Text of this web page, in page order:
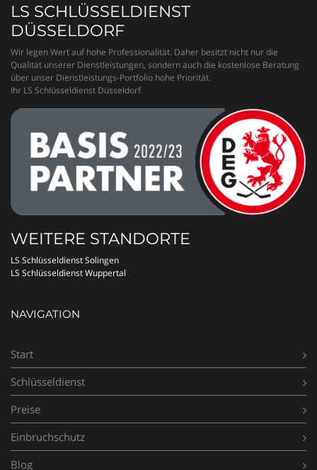
LS SCHLÜSSELDIENST
DÜSSELDORF
Wir legen Wert auf hohe Professionalität. Daher besitzt nicht nur die
Qualität unserer Dienstleistungen, sondern auch die kostenlose Beratung
über unser Dienstleistungs-Portfolio hohe Priorität.
Ihr LS Schlüsseldienst Düsseldorf
WEITERE STANDORTE
LS Schlüsseldienst Solingen
LS Schlüsseldienst Wuppertal
NAVIGATION
Start
Schlüsseldienst
Preise
Einbruchschutz
Blog